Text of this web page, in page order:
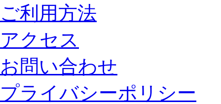
ご利用方法
アクセス
お問い合わせ
プライバシーポリシー